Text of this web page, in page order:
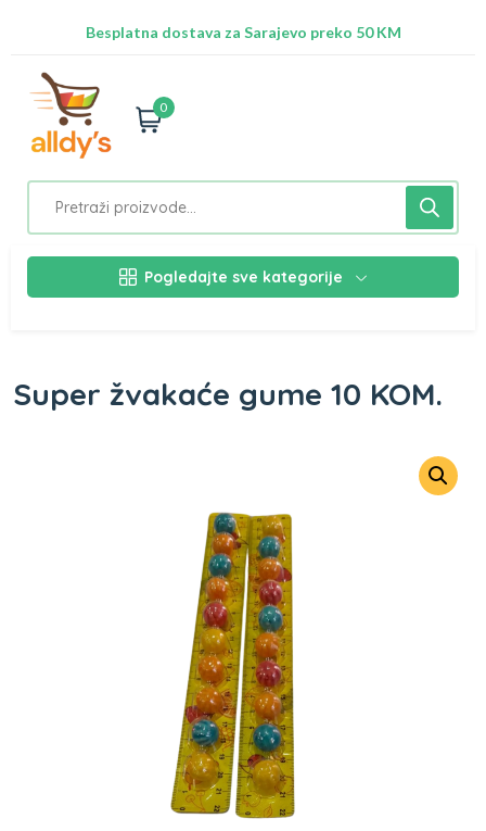
Besplatna dostava za Sarajevo preko 50 KM
0
Pogledajte sve kategorije
Super žvakaće gume 10 KOM.